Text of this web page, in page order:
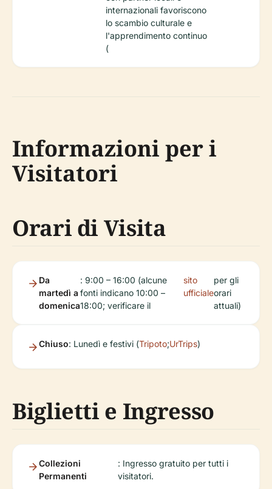
internazionali favoriscono
lo scambio culturale e
l'apprendimento continuo
(
Informazioni per i
Visitatori
Orari di Visita
Da
martedì a
domenica
: 9:00 – 16:00 (alcune
fonti indicano 10:00 –
18:00; verificare il
sito
ufficiale
per gli
orari
attuali)
Chiuso: Lunedì e festivi (Tripoto;UrTrips)
Biglietti e Ingresso
Collezioni
Permanenti
: Ingresso gratuito per tutti i
visitatori.